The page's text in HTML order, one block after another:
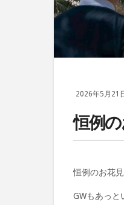
2026年5月21
恒例の
恒例のお花
GWもあっと